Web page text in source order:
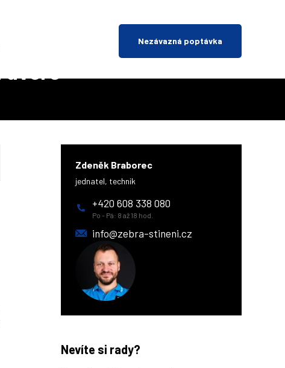
Nezávazná poptávka
Zdeněk Braborec
jednatel, technik
+420 608 338 080
Po - Pá: 8 až 18 hod.
info@zebra-stineni.cz
Nevíte si rady?